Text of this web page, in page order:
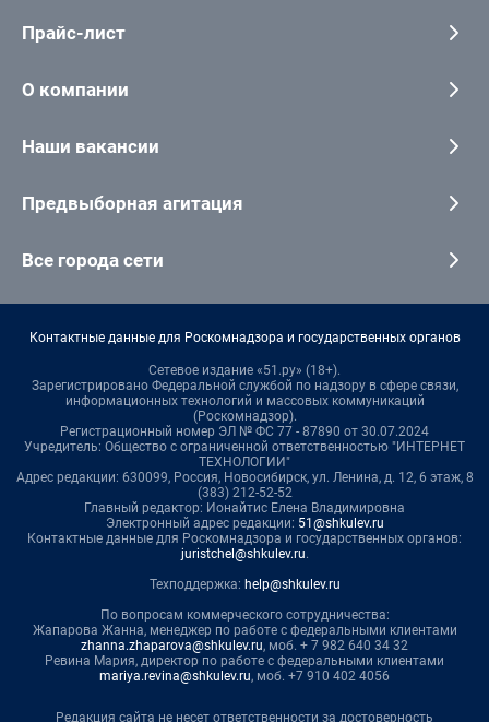
Прайс-лист
О компании
Наши вакансии
Предвыборная агитация
Все города сети
Контактные данные для Роскомнадзора и государственных органов
Сетевое издание «51.ру» (18+).
Зарегистрировано Федеральной службой по надзору в сфере связи,
информационных технологий и массовых коммуникаций
(Роскомнадзор).
Регистрационный номер ЭЛ № ФС 77 - 87890 от 30.07.2024
Учредитель: Общество с ограниченной ответственностью "ИНТЕРНЕТ
ТЕХНОЛОГИИ"
Адрес редакции: 630099, Россия, Новосибирск, ул. Ленина, д. 12, 6 этаж, 8
(383) 212-52-52
Главный редактор: Ионайтис Елена Владимировна
Электронный адрес редакции: 51@shkulev.ru
Контактные данные для Роскомнадзора и государственных органов:
juristchel@shkulev.ru.
Техподдержка: help@shkulev.ru
По вопросам коммерческого сотрудничества:
Жапарова Жанна, менеджер по работе с федеральными клиентами
zhanna.zhaparova@shkulev.ru, моб. + 7 982 640 34 32
Ревина Мария, директор по работе с федеральными клиентами
mariya.revina@shkulev.ru, моб. +7 910 402 4056
Редакция сайта не несет ответственности за достоверность